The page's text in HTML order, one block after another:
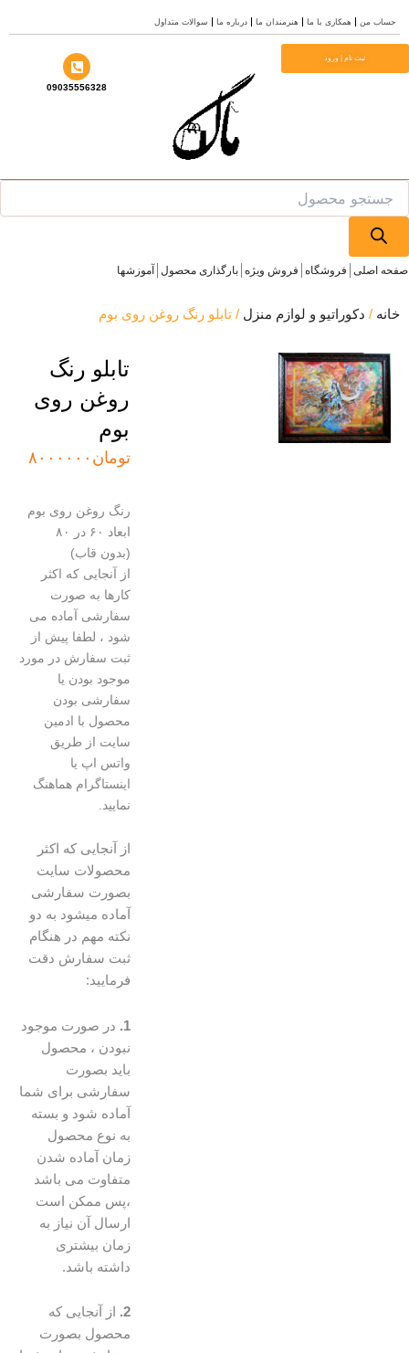
من همکاری با ما هنرمندان ما درباره ما سوالات متداول
ثبت نام | ورود
09035556328
اصلی فروشگاه فروش ویژه بارگذاری محصول آموزشها
/دکوراتیو و لوازم منزل/ تابلو رنگ روغن روی بوم
تابلو رنگ
روغن روی
بوم
تومان۸۰۰۰۰۰۰
رنگ روغن روی بوم
ابعاد ۶۰ در ۸۰
(بدون قاب)
از آنجایی که اکثر
کارها به صورت
سفارشی آماده می
شود ، لطفا پیش از
ثبت سفارش در مورد
موجود بودن یا
سفارشی بودن
محصول با ادمین
سایت از طریق
واتس اپ یا
اینستاگرام هماهنگ
نمایید.
از آنجایی که اکثر
محصولات سایت
بصورت سفارشی
آماده میشود به دو
نکته مهم در هنگام
ثبت سفارش دقت
فرمایید:
در صورت موجود
نبودن ، محصول
باید بصورت
سفارشی برای شما
آماده شود و بسته
به نوع محصول
زمان آماده شدن
متفاوت می باشد
،پس ممکن است
ارسال آن نیاز به
زمان بیشتری
داشته باشد.
از آنجایی که
محصول بصورت